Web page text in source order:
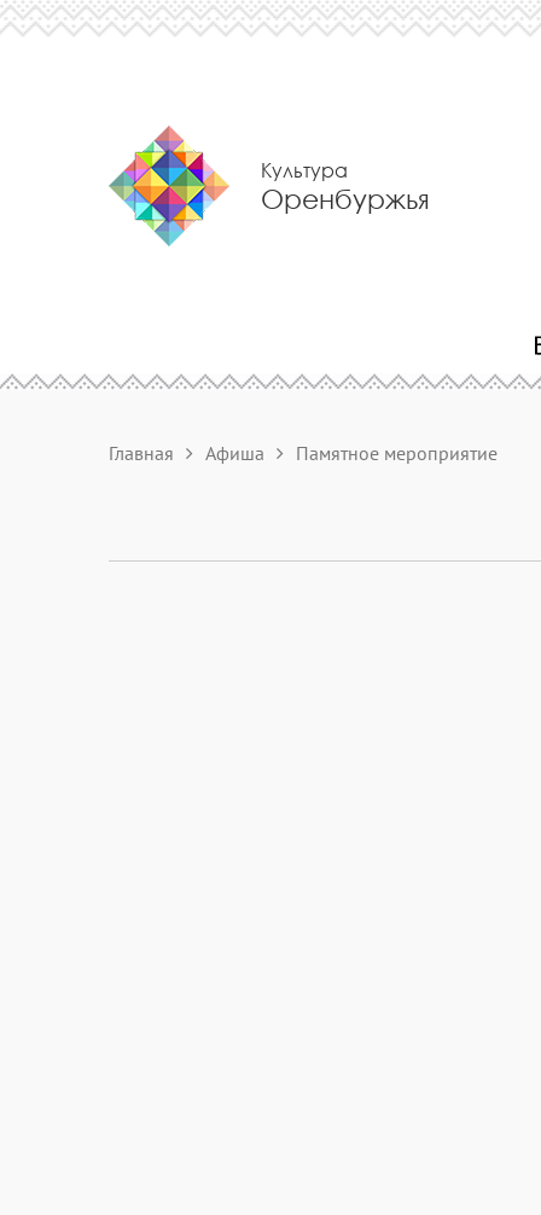
Культура
Оренбуржья
Главная Афиша Памятное мероприятие